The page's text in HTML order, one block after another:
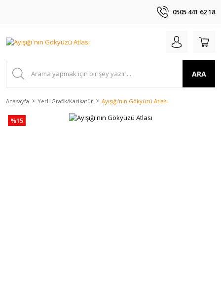
0505 441 62 18
ARA
Anasayfa Yerli Grafik/Karikatür Ayışığı'nın Gökyüzü Atlası
%15